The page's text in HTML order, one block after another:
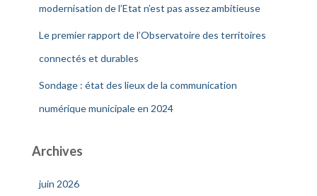
modernisation de l’Etat n’est pas assez ambitieuse
Le premier rapport de l’Observatoire des territoires
connectés et durables
Sondage : état des lieux de la communication
numérique municipale en 2024
Archives
juin 2026